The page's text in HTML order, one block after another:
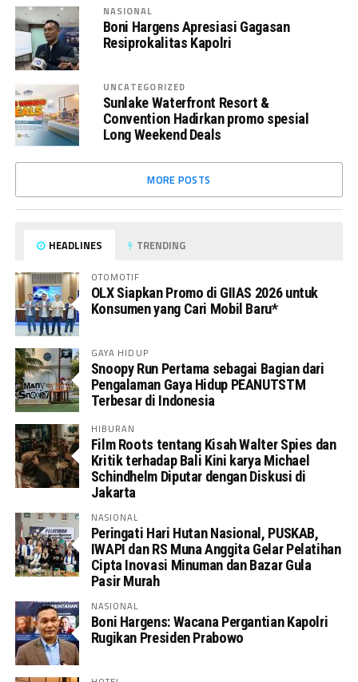
NASIONAL
Boni Hargens Apresiasi Gagasan
Resiprokalitas Kapolri
UNCATEGORIZED
Sunlake Waterfront Resort &
Convention Hadirkan promo spesial
Long Weekend Deals
MORE POSTS
HEADLINES TRENDING
OTOMOTIF
OLX Siapkan Promo di GIIAS 2026 untuk
Konsumen yang Cari Mobil Baru*
GAYA HIDUP
Snoopy Run Pertama sebagai Bagian dari
Pengalaman Gaya Hidup PEANUTSTM
Terbesar di Indonesia
HIBURAN
Film Roots tentang Kisah Walter Spies dan
Kritik terhadap Bali Kini karya Michael
Schindhelm Diputar dengan Diskusi di
Jakarta
NASIONAL
Peringati Hari Hutan Nasional, PUSKAB,
IWAPI dan RS Muna Anggita Gelar Pelatihan
Cipta Inovasi Minuman dan Bazar Gula
Pasir Murah
NASIONAL
Boni Hargens: Wacana Pergantian Kapolri
Rugikan Presiden Prabowo